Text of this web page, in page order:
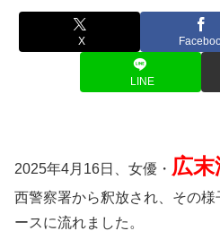
X
LINE
2025年4月16日、女優・ 広
西警察署から釈放され、その様
ースに流れました。